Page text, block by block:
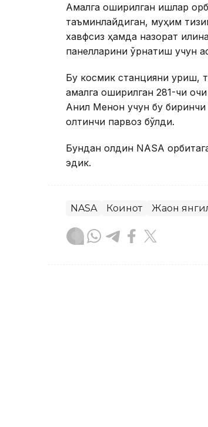
Амалга оширилган ишлар
таъминлайдиган, муҳим
хавфсиз ҳамда назорат
панелларини ўрнатиш учун
Бу космик станцияни қуриш,
амалга оширилган 281-чи
Анил Менон учун бу биринчи
олтинчи парвоз бўлди.
Бундан олдин NASA
эдик.
NASA Коинот Жаҳон